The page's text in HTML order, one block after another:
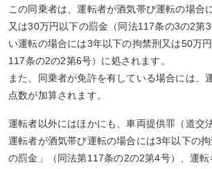
この同乗者は、運転者が酒気帯び運転の場合
又は30万円以下の罰金（同法117条の3の2第
い運転の場合には3年以下の拘禁刑又は50万
117条の2の2第6号）に処されます。
また、同乗者が免許を有している場合には、
点数が加算されます。
運転者以外にはほかにも、車両提供罪（道交
運転者が酒気帯び運転の場合には3年以下の
の罰金」（同法第117条の2の2第4号）、運